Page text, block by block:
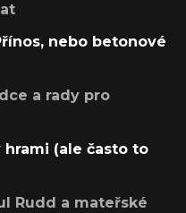
nebo betonové
a rady pro
(ale často to
Rudd a mateřské